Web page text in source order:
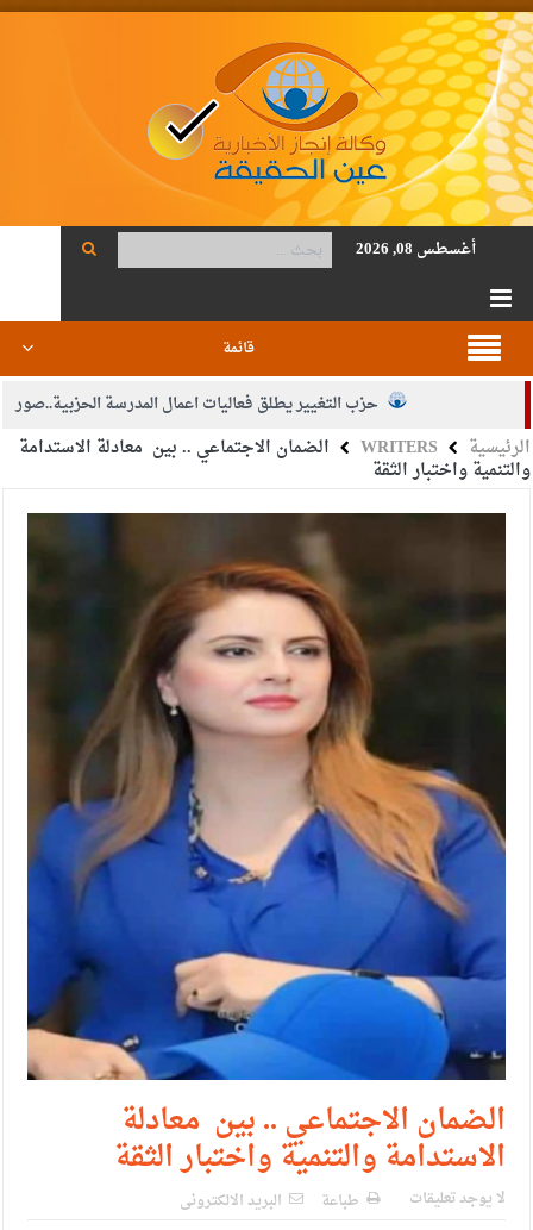
أغسطس 08, 2026
قائمة
حزب التغيير يطلق فعاليات اعمال المدرسة الحزبية..صور
الجيش يفتح باب التجنيد لحملة البكالوريوس في الحقوق والقانون
الإسلامية والمسيحية
الأمن يتلف 16 مليون حبة كبتاجون و1480 كغم مواد مخدرة
النواب يقر مشروع تعديل قانون الملكية العقارية
القاضي يلتقي رؤساء تحرير الصحف اليومية ويؤكد حرص مجلس
النواب على شراكة فاعلة مع الإعلام
دعوة المكلفين بخدمة العلم (الدفعة الثالثة) إلى مراجعة منصة خدمة
الملك يلتقي مجموعة من رفاق السلاح
الملك يتلقى اتصالا هاتفيا من العاهل البحريني
القاضي محمود أحمد فريحات.. مبارك ومزيدا من التوفيق
الرئيسية WRITERS الضمان الاجتماعي .. بين معادلة الاستدامة
والتنمية واختبار الثقة
الضمان الاجتماعي .. بين معادلة
الاستدامة والتنمية واختبار الثقة
لا يوجد تعليقات طباعة البريد الالكترونى